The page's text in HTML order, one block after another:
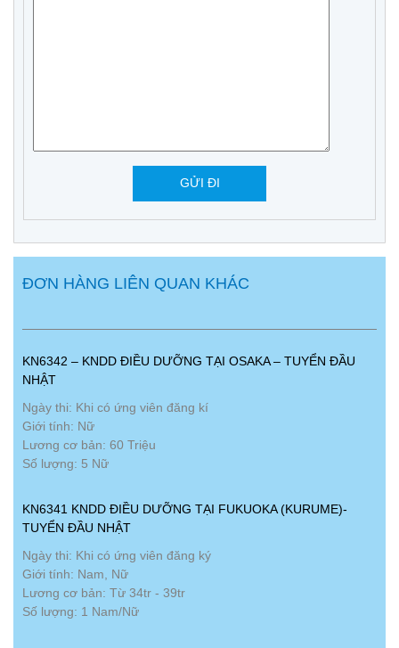
ĐƠN HÀNG LIÊN QUAN KHÁC
KN6342 – KNDD ĐIỀU DƯỠNG TẠI OSAKA – TUYỂN ĐẦU
NHẬT
Ngày thi: Khi có ứng viên đăng kí
Giới tính: Nữ
Lương cơ bản: 60 Triệu
Số lượng: 5 Nữ
KN6341 KNDD ĐIỀU DƯỠNG TẠI FUKUOKA (KURUME)-
TUYỂN ĐẦU NHẬT
Ngày thi: Khi có ứng viên đăng ký
Giới tính: Nam, Nữ
Lương cơ bản: Từ 34tr - 39tr
Số lượng: 1 Nam/Nữ